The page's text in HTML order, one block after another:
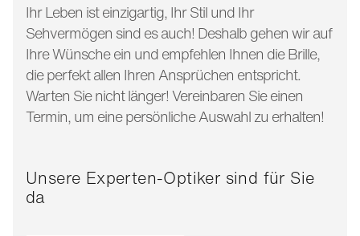
Ihr Leben ist einzigartig, Ihr Stil und Ihr
Sehvermögen sind es auch! Deshalb gehen wir auf
Ihre Wünsche ein und empfehlen Ihnen die Brille,
die perfekt allen Ihren Ansprüchen entspricht.
Warten Sie nicht länger! Vereinbaren Sie einen
Termin, um eine persönliche Auswahl zu erhalten!
Unsere Experten-Optiker sind für Sie
da